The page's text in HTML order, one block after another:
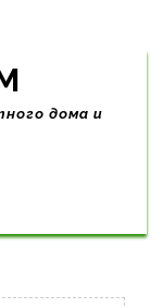
дома и